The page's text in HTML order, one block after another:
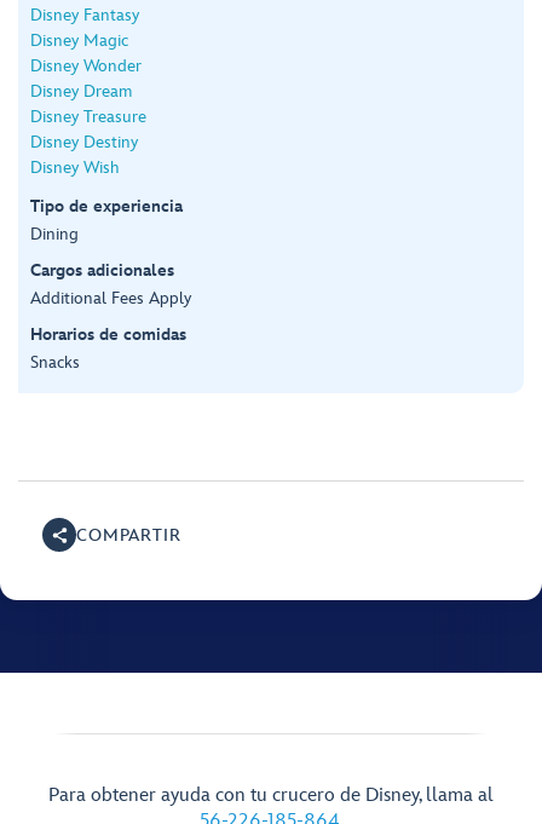
Disney Fantasy
Disney Magic
Disney Wonder
Disney Dream
Disney Treasure
Disney Destiny
Disney Wish
Tipo de experiencia
Dining
Cargos adicionales
Additional Fees Apply
Horarios de comidas
Snacks
COMPARTIR
Para obtener ayuda con tu crucero de Disney, llama al